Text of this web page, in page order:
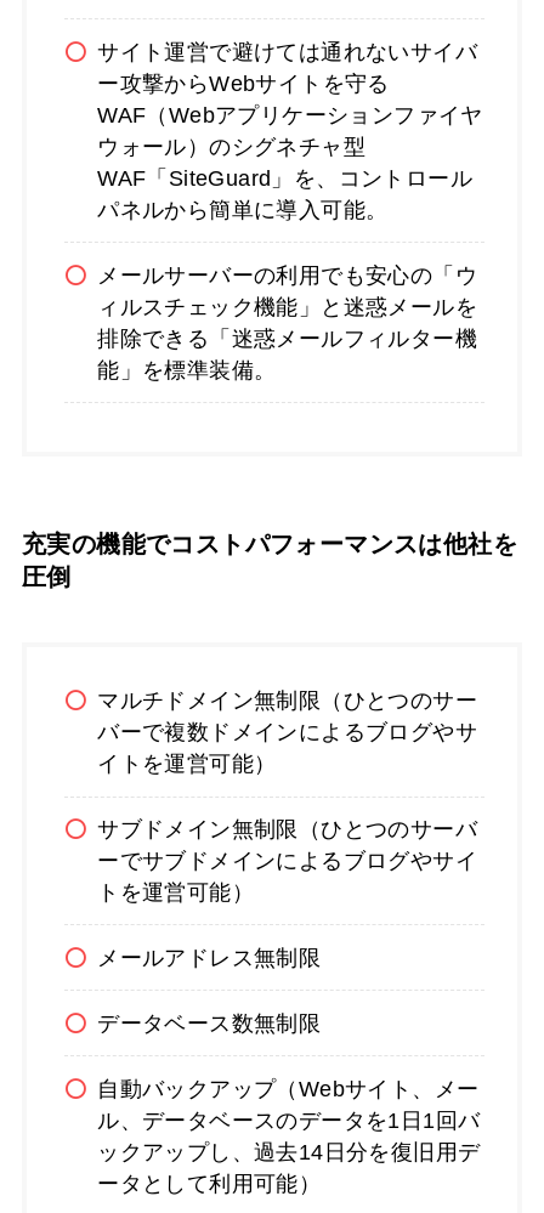
サイト運営で避けては通れないサイバ
ー攻撃からWebサイトを守る
WAF（Webアプリケーションファイヤ
ウォール）のシグネチャ型
WAF「SiteGuard」を、コントロール
パネルから簡単に導入可能。
メールサーバーの利用でも安心の「ウ
ィルスチェック機能」と迷惑メールを
排除できる「迷惑メールフィルター機
能」を標準装備。
充実の機能でコストパフォーマンスは他社を
圧倒
マルチドメイン無制限（ひとつのサー
バーで複数ドメインによるブログやサ
イトを運営可能）
サブドメイン無制限（ひとつのサーバ
ーでサブドメインによるブログやサイ
トを運営可能）
メールアドレス無制限
データベース数無制限
自動バックアップ（Webサイト、メー
ル、データベースのデータを1日1回バ
ックアップし、過去14日分を復旧用デ
ータとして利用可能）